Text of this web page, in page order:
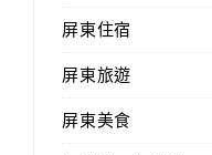
屏東住宿
屏東旅遊
屏東美食